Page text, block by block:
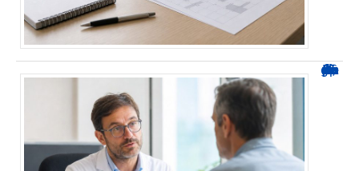
Durée d’arrêt après un stent : des repères, pas une règle fixe